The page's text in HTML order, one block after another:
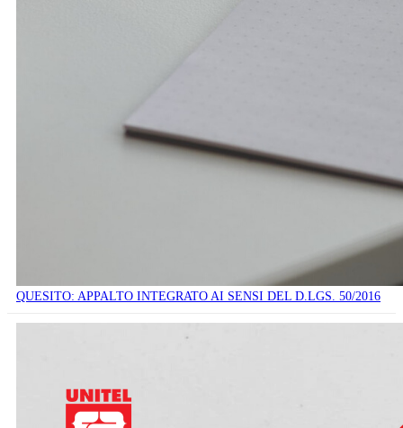
QUESITO: APPALTO INTEGRATO AI SENSI DEL D.LGS. 50/2016